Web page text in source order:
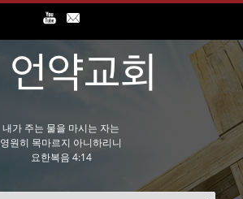
내가 주는 물을 마시는 자는
영원히 목마르지 아니하리니
요한복음 4:14